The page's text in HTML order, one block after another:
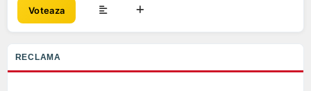
Voteaza
RECLAMA